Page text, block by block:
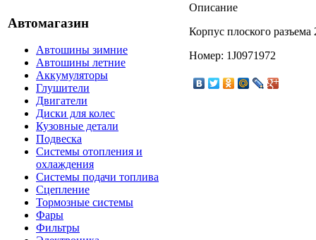
Автомагазин
Автошины зимние
Автошины летние
Аккумуляторы
Глушители
Двигатели
Диски для колес
Кузовные детали
Подвеска
Системы отопления и
охлаждения
Системы подачи топлива
Сцепление
Тормозные системы
Фары
Фильтры
Описание
Корпус плоского
Номер: 1J0971972